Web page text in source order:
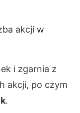
akcji w
i zgarnia z
akcji, po czym
.